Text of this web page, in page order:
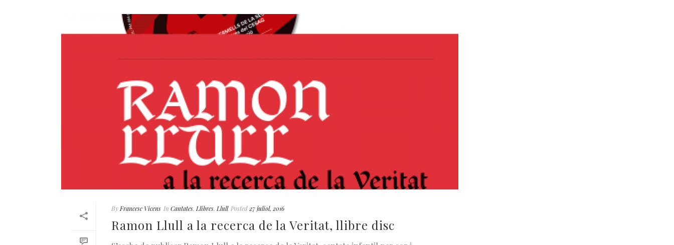
ByFrancesc Vicens In Cantates,Llibres,Llull Posted27 juliol, 2016
Ramon Llull a la recerca de la Veritat, llibre disc